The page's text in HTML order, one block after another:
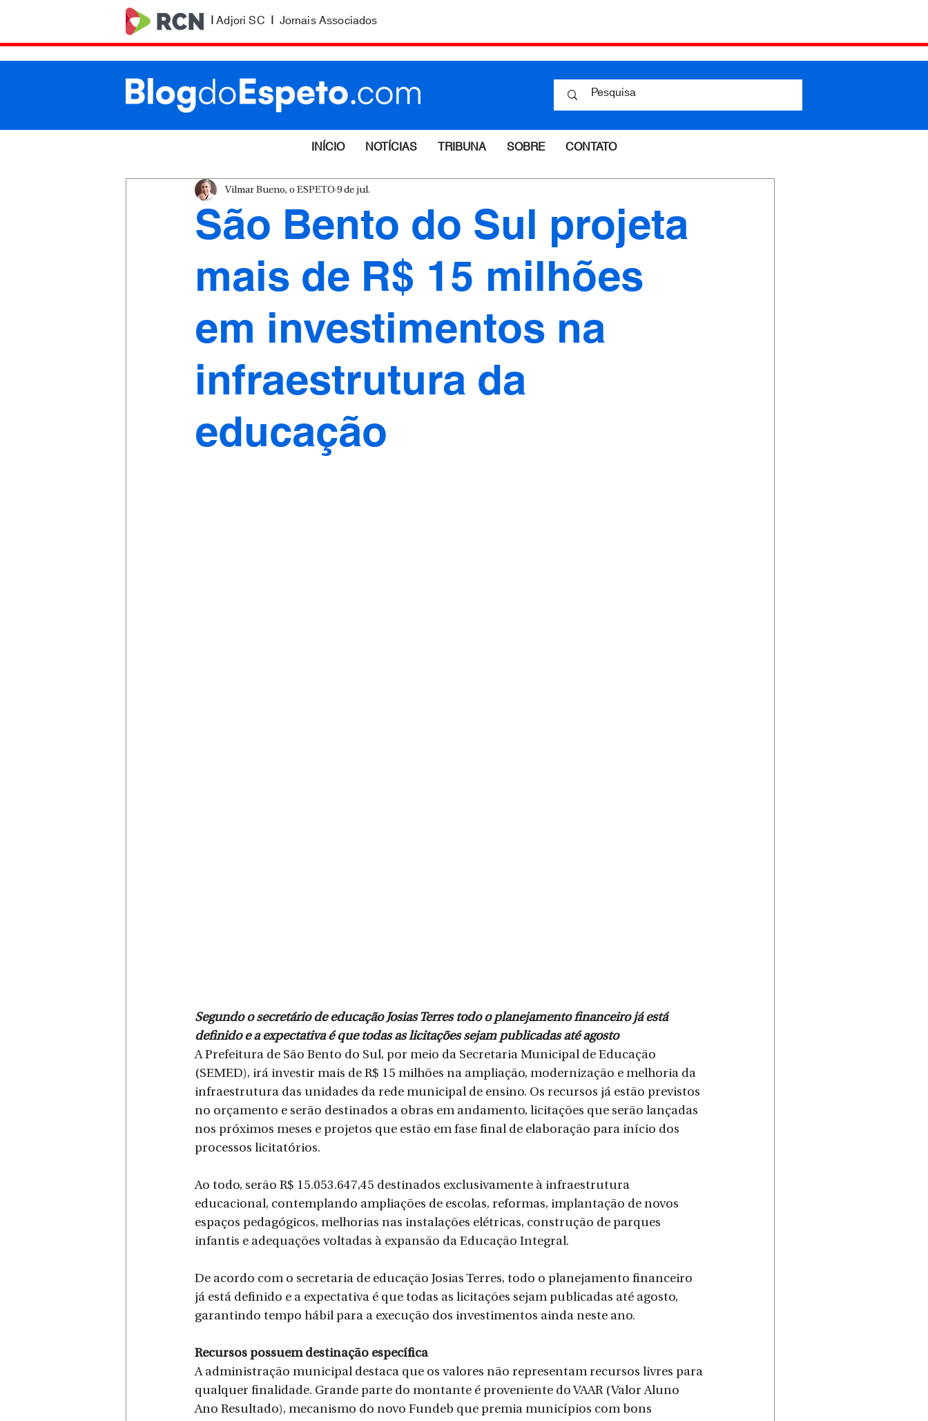
|Adjori SC | Jornais Associados
INÍCIO NOTÍCIAS TRIBUNA SOBRE CONTATO
São Bento do Sul projeta
mais de R$ 15 milhões
em investimentos na
infraestrutura da
educação
Vilmar Bueno, o ESPETO 9 de jul.
Segundo o secretário de educação Josias Terres todo o planejamento financeiro já está
definido e a expectativa é que todas as licitações sejam publicadas até agosto
A Prefeitura de São Bento do Sul, por meio da Secretaria Municipal de Educação
(SEMED), irá investir mais de R$ 15 milhões na ampliação, modernização e melhoria da
infraestrutura das unidades da rede municipal de ensino. Os recursos já estão previstos
no orçamento e serão destinados a obras em andamento, licitações que serão lançadas
nos próximos meses e projetos que estão em fase final de elaboração para início dos
processos licitatórios.
Ao todo, serão R$ 15.053.647,45 destinados exclusivamente à infraestrutura
educacional, contemplando ampliações de escolas, reformas, implantação de novos
espaços pedagógicos, melhorias nas instalações elétricas, construção de parques
infantis e adequações voltadas à expansão da Educação Integral.
De acordo com o secretaria de educação Josias Terres, todo o planejamento financeiro
já está definido e a expectativa é que todas as licitações sejam publicadas até agosto,
garantindo tempo hábil para a execução dos investimentos ainda neste ano.
Recursos possuem destinação específica
A administração municipal destaca que os valores não representam recursos livres para
qualquer finalidade. Grande parte do montante é proveniente do VAAR (Valor Aluno
Ano Resultado), mecanismo do novo Fundeb que premia municípios com bons